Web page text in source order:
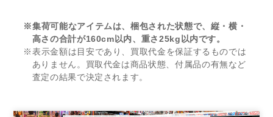
※集荷可能なアイテムは、梱包された状態で、縦・横・
高さの合計が160cm以内、重さ25kg以内です。
※表示金額は目安であり、買取代金を保証するものでは
ありません。買取代金は商品状態、付属品の有無など
査定の結果で決定されます。